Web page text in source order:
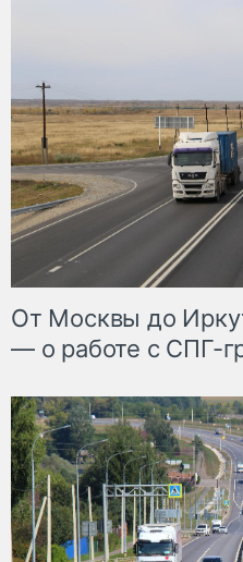
От Москвы до
— о работе с СПГ-